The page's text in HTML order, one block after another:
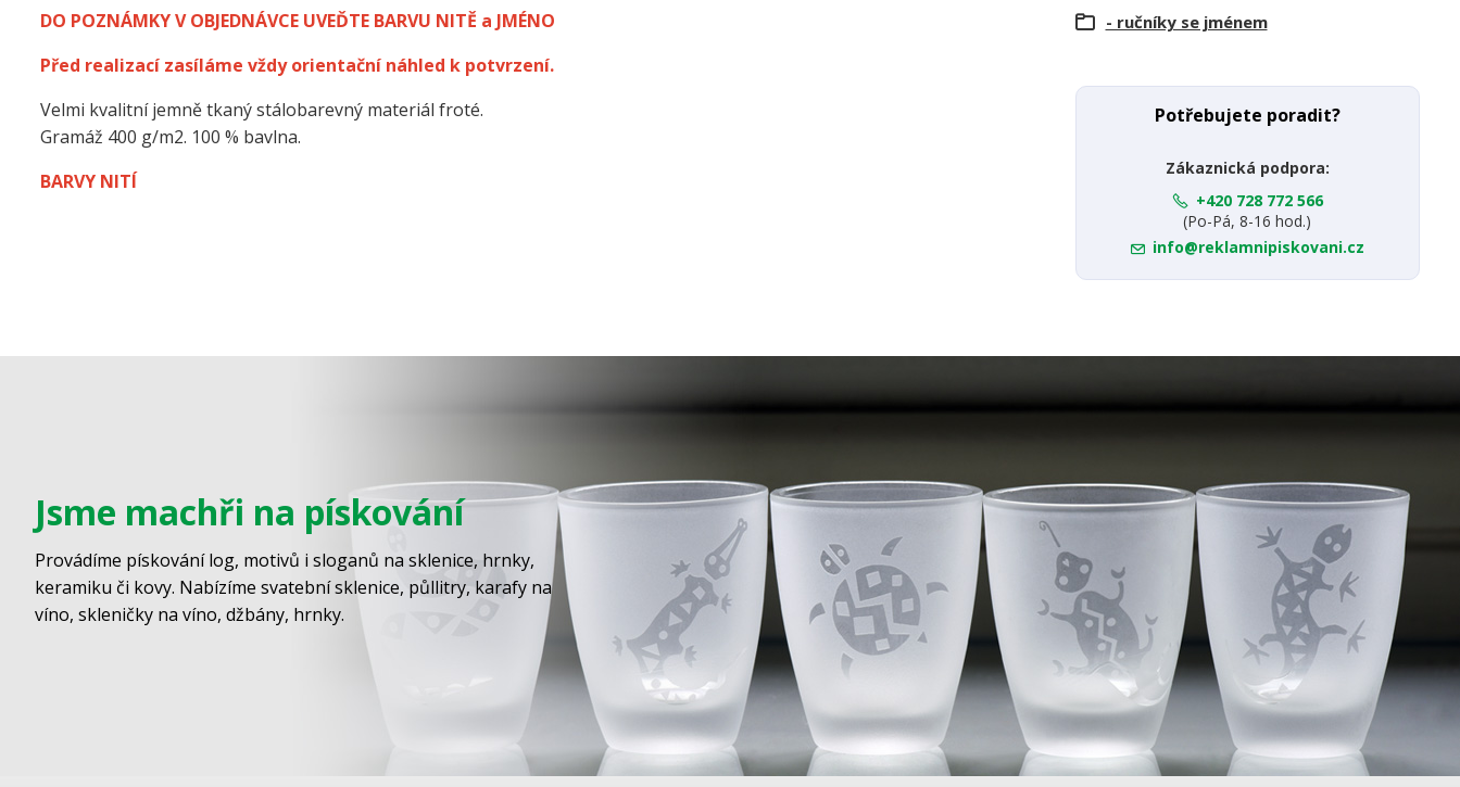
DO POZNÁMKY V OBJEDNÁVCE UVEĎTE BARVU NITĚ a JMÉNO
Před realizací zasíláme vždy orientační náhled k potvrzení.
Velmi kvalitní jemně tkaný stálobarevný materiál froté.
Gramáž 400 g/m2. 100 % bavlna.
BARVY NITÍ
- ručníky se jménem
Potřebujete poradit?
Zákaznická podpora:
+420 728 772 566
(Po-Pá, 8-16 hod.)
info@reklamnipiskovani.cz
Jsme machři na pískování
Provádíme pískování log, motivů i sloganů na sklenice, hrnky,
keramiku či kovy. Nabízíme svatební sklenice, půllitry, karafy na
víno, skleničky na víno, džbány, hrnky.